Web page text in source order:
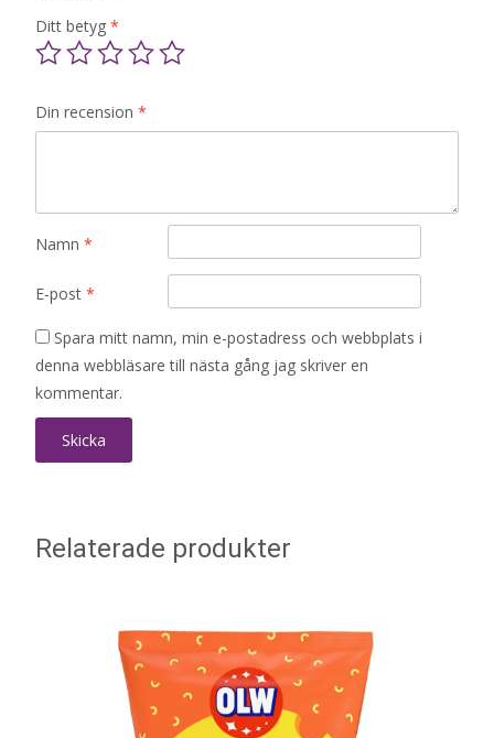
Ditt betyg *
Din recension *
Namn *
E-post *
Spara mitt namn, min e-postadress och webbplats i
denna webbläsare till nästa gång jag skriver en
kommentar.
Relaterade produkter